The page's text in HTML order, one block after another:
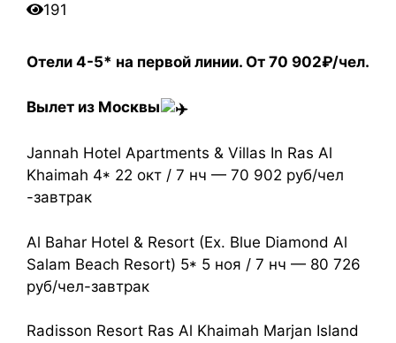
191
Отели 4-5* на первой линии. От 70 902₽/чел.
Вылет из Москвы
Jannah Hotel Apartments & Villas In Ras Al
Khaimah 4* 22 окт / 7 нч — 70 902 руб/чел
-завтрак
Al Bahar Hotel & Resort (Ex. Blue Diamond Al
Salam Beach Resort) 5* 5 ноя / 7 нч — 80 726
руб/чел-завтрак
Radisson Resort Ras Al Khaimah Marjan Island